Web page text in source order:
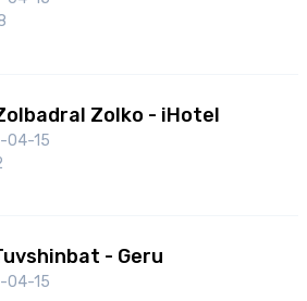
Zolko - iHotel
04-15
- Geru
04-15